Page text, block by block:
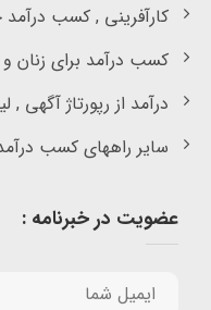
کارآفرینی , کسب درآمد
کسب درآمد برای زنان
درآمد از رپورتاژ آگهی
سایر راههای کسب درآمد
عضویت در خبرنامه :